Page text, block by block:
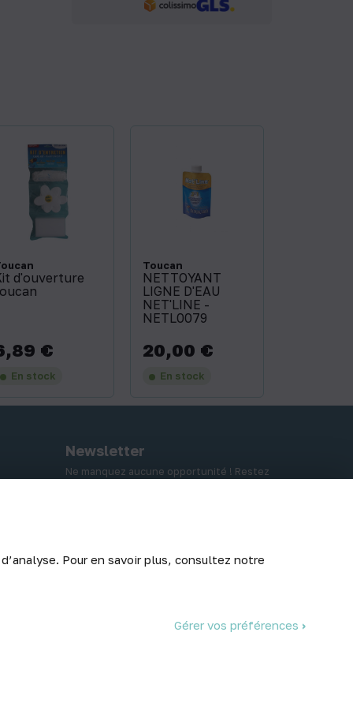
Pour en savoir plus, consultez notre
Gérer vos préférences
d'ouverture
€
En stock
Toucan
NETTOYANT
LIGNE D'EAU
NET'LINE -
NETL0079
Prix
20,00 €
En stock
Newsletter
Ne manquez aucune opportunité ! Restez
informé de nos meilleurs prix et nouveaux
Abonnez-vous